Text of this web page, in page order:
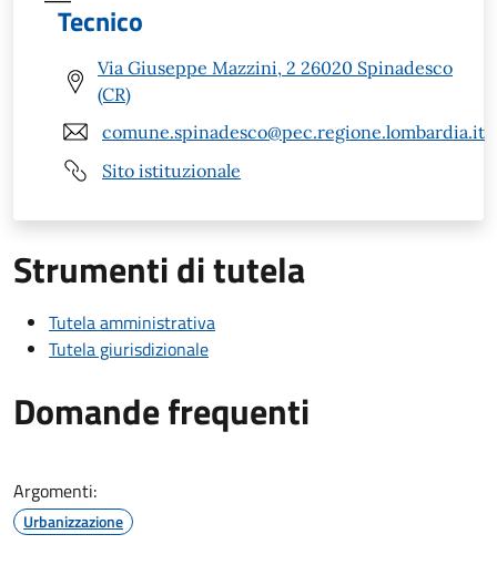
Tecnico
Via Giuseppe Mazzini, 2 26020 Spinadesco
(CR)
comune.spinadesco@pec.regione.lombardia.it
Sito istituzionale
Strumenti di tutela
Tutela amministrativa
Tutela giurisdizionale
Domande frequenti
Argomenti:
Urbanizzazione